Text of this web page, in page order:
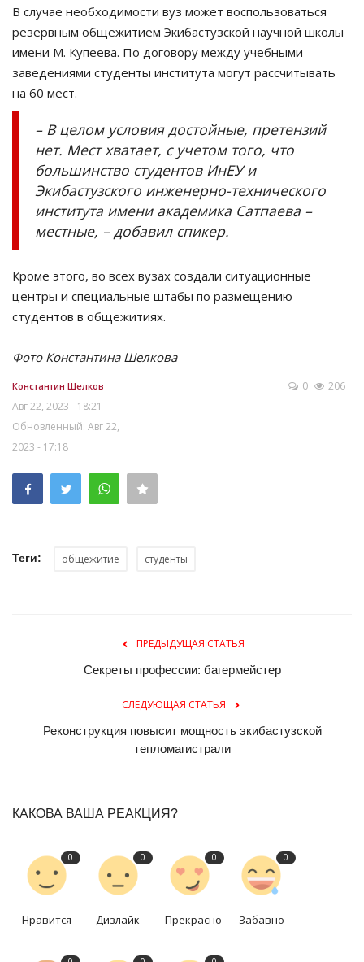
В случае необходимости вуз может воспользоваться
резервным общежитием Экибастузской научной школы
имени М. Купеева. По договору между учебными
заведениями студенты института могут рассчитывать
на 60 мест.
– В целом условия достойные, претензий
нет. Мест хватает, с учетом того, что
большинство студентов ИнЕУ и
Экибастузского инженерно-технического
института имени академика Сатпаева –
местные, – добавил спикер.
Кроме этого, во всех вузах создали ситуационные
центры и специальные штабы по размещению
студентов в общежитиях.
Фото Константина Шелкова
Константин Шелков
Авг 22, 2023 - 18:21
Обновленный: Авг 22,
2023 - 17:18
0 206
Теги: общежитие студенты
ПРЕДЫДУЩАЯ СТАТЬЯ
Секреты профессии: багермейстер
СЛЕДУЮЩАЯ СТАТЬЯ
Реконструкция повысит мощность экибастузской
тепломагистрали
КАКОВА ВАША РЕАКЦИЯ?
0
Нравится
0
Дизлайк
0
Прекрасно
0
Забавно